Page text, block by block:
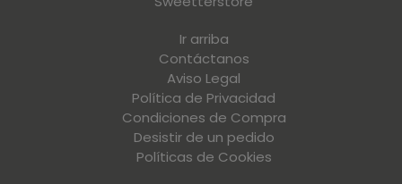
Ir arriba
Contáctanos
Aviso Legal
Política de Privacidad
Condiciones de Compra
Desistir de un pedido
Políticas de Cookies